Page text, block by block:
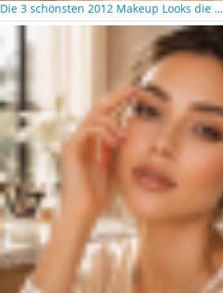
Die 3 schönsten 2012 Makeup Looks die …